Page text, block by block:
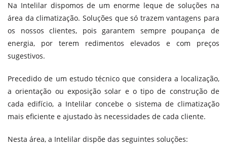
Na Intelilar dispomos de um enorme leque de soluções na
área da climatização. Soluções que só trazem vantagens para
os nossos clientes, pois garantem sempre poupança de
energia, por terem redimentos elevados e com preços
sugestivos.
Precedido de um estudo técnico que considera a localização,
a orientação ou exposição solar e o tipo de construção de
cada edifício, a Intelilar concebe o sistema de climatização
mais eficiente e ajustado às necessidades de cada cliente.
Nesta área, a Intelilar dispõe das seguintes soluções: